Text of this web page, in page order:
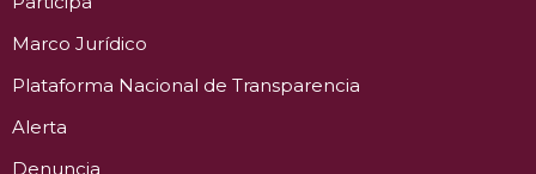
Marco Jurídico
Plataforma Nacional de Transparencia
Alerta
Denuncia